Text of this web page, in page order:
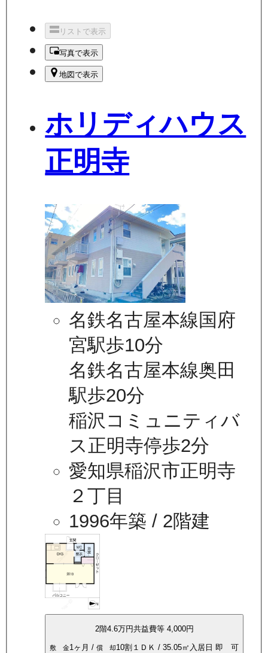
リストで表示
写真で表示
地図で表示
ホリディハウス
正明寺
名鉄名古屋本線国府
宮駅歩10分
名鉄名古屋本線奥田
駅歩20分
稲沢コミュニティバ
ス正明寺停歩2分
愛知県稲沢市正明寺
２丁目
1996年築 / 2階建
2階4.6万円共益費等 4,000円
敷 金1ヶ月 /償 却10割 １ＤＫ /35.05㎡ 入居日 即 可